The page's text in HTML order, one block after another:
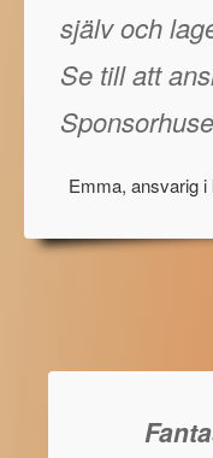
själv och
Se till att
Emma, ansvarig i